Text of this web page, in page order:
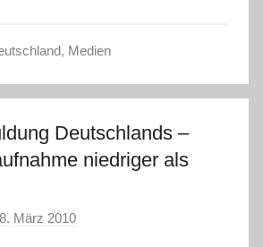
, Medien
Deutschlands –
niedriger als
8. März 2010